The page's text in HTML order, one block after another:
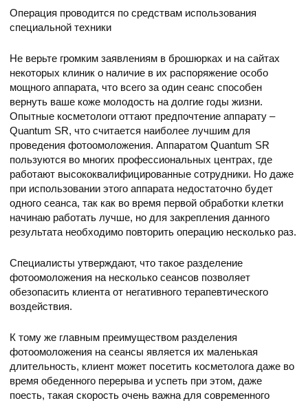
Операция проводится по средствам использования
специальной техники
Не верьте громким заявлениям в брошюрках и на сайтах
некоторых клиник о наличие в их распоряжение особо
мощного аппарата, что всего за один сеанс способен
вернуть ваше коже молодость на долгие годы жизни.
Опытные косметологи оттают предпочтение аппарату –
Quantum SR, что считается наиболее лучшим для
проведения фотоомоложения. Аппаратом Quantum SR
пользуются во многих профессиональных центрах, где
работают высококвалифицированные сотрудники. Но даже
при использовании этого аппарата недостаточно будет
одного сеанса, так как во время первой обработки клетки
начинаю работать лучше, но для закрепления данного
результата необходимо повторить операцию несколько раз.
Специалисты утверждают, что такое разделение
фотоомоложения на несколько сеансов позволяет
обезопасить клиента от негативного терапевтического
воздействия.
К тому же главным преимуществом разделения
фотоомоложения на сеансы является их маленькая
длительность, клиент может посетить косметолога даже во
время обеденного перерыва и успеть при этом, даже
поесть, такая скорость очень важна для современного